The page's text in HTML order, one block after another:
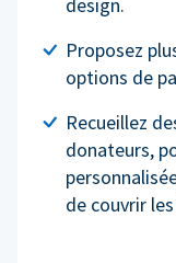
design.
Proposez
options de
Recueillez
donateurs,
de couvrir